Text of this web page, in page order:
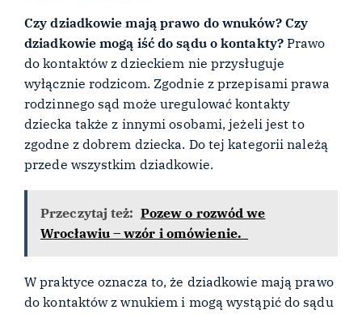
Czy dziadkowie mają prawo do wnuków? Czy
dziadkowie mogą iść do sądu o kontakty?Prawo
do kontaktów z dzieckiem nie przysługuje
wyłącznie rodzicom. Zgodnie z przepisami prawa
rodzinnego sąd może uregulować kontakty
dziecka także z innymi osobami, jeżeli jest to
zgodne z dobrem dziecka. Do tej kategorii należą
przede wszystkim dziadkowie.
Przeczytaj też: Pozew o rozwód we
Wrocławiu – wzór i omówienie.
W praktyce oznacza to, że dziadkowie mają prawo
do kontaktów z wnukiem i mogą wystąpić do sądu